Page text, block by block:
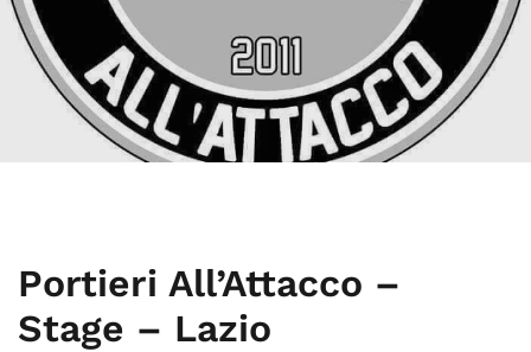
Portieri All’Attacco –
Stage – Lazio